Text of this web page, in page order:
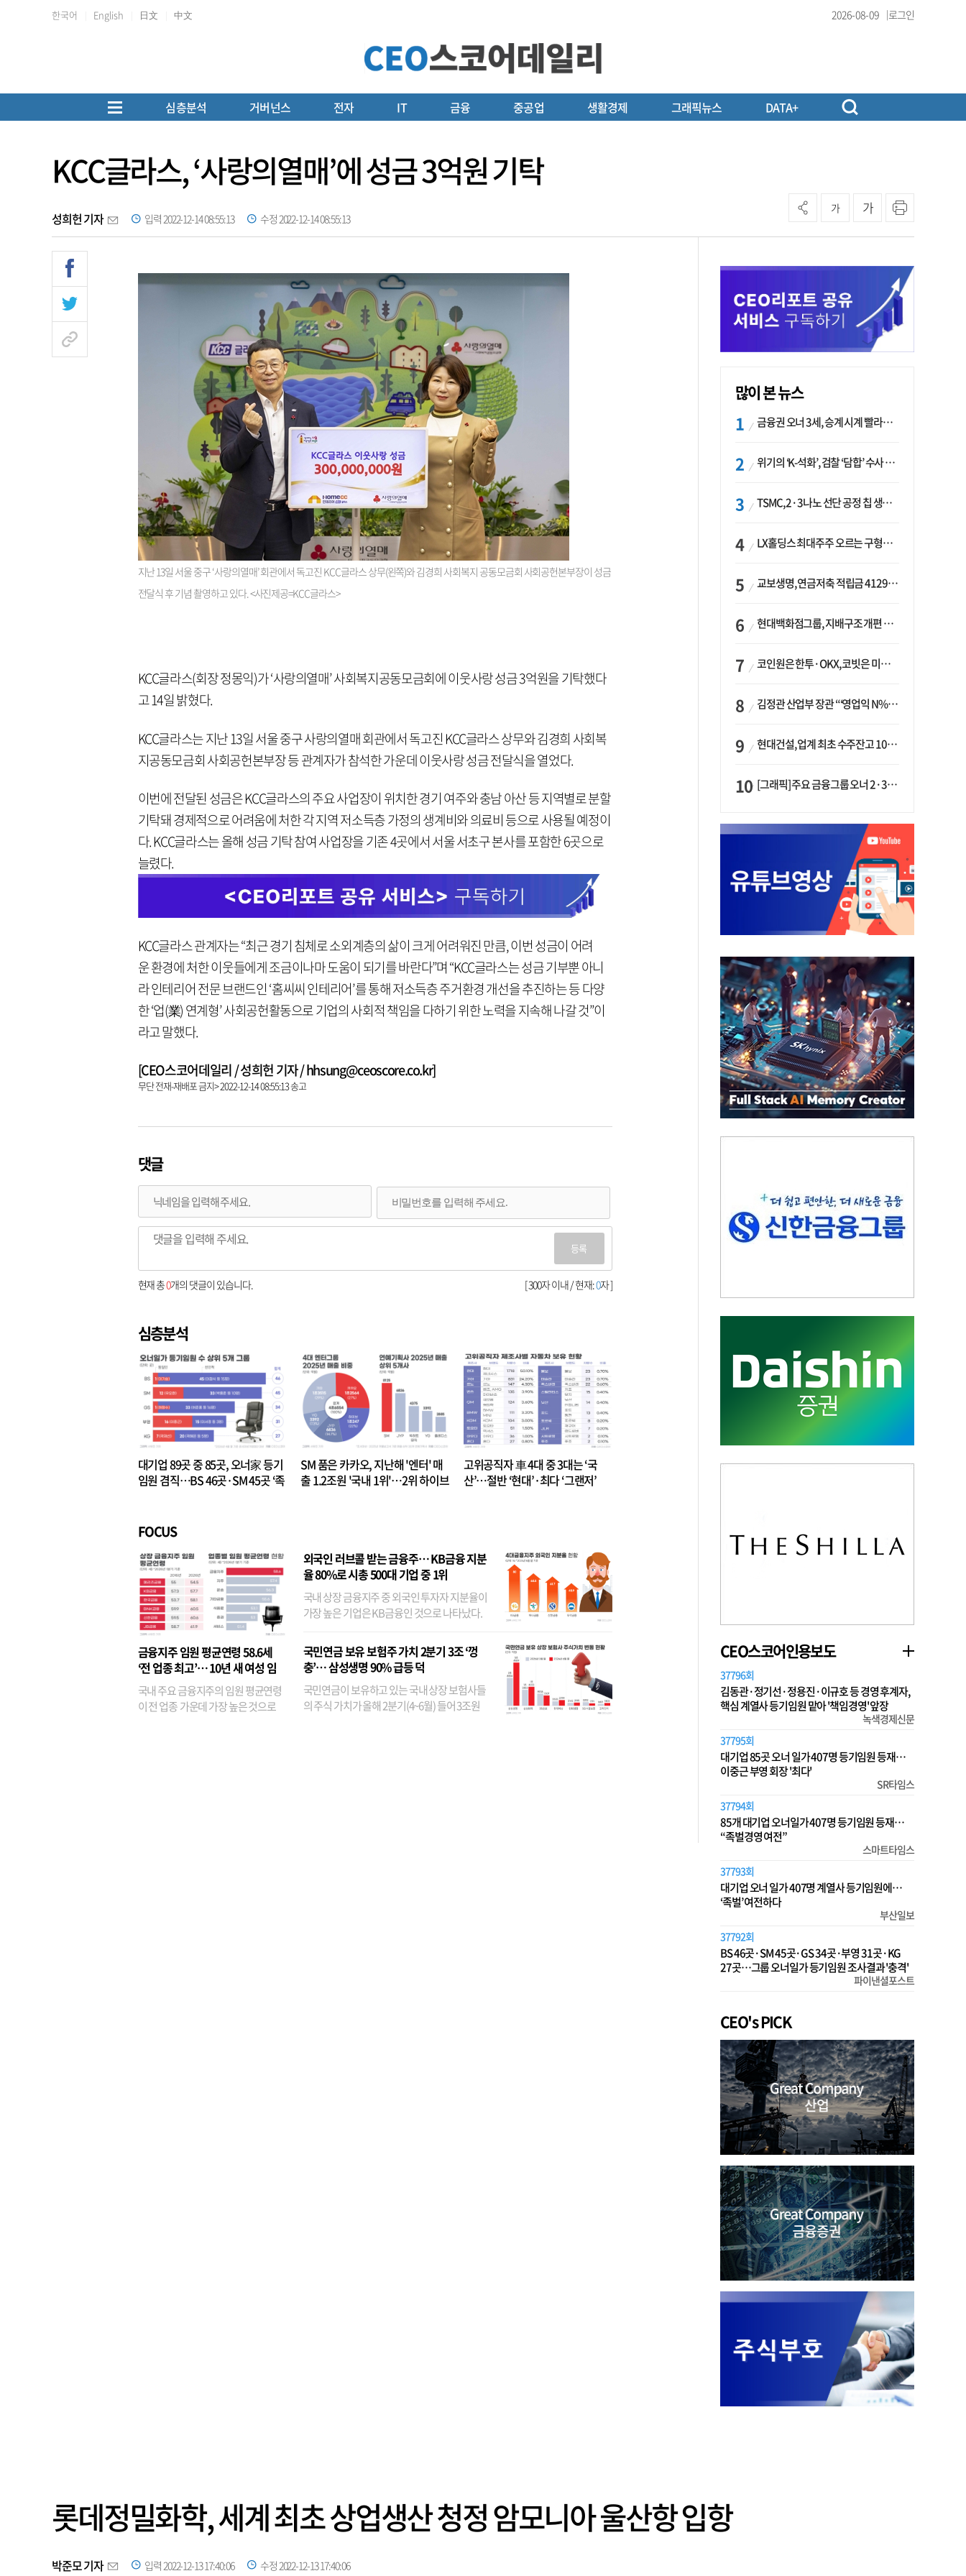
한국어 English 日文 中文 2026-08-09 로그인
심층분석 거버넌스 전자 IT 금융 중공업 생활경제 그래픽뉴스 DATA+
KCC글라스, ‘사랑의열매’에 성금 3억원 기탁
성희헌 기자 입력 2022-12-14 08:55:13 수정 2022-12-14 08:55:13
가 가
지난 13일 서울 중구 ‘사랑의열매’ 회관에서 독고진 KCC글라스 상무(왼쪽)와 김경희 사회복지 공동모금회 사회공헌본부장이 성금
전달식 후 기념 촬영하고 있다. <사진제공=KCC글라스>
KCC글라스(회장 정몽익)가 ‘사랑의열매’ 사회복지공동모금회에 이웃사랑 성금 3억원을 기탁했다
고 14일 밝혔다.
KCC글라스는 지난 13일 서울 중구 사랑의열매 회관에서 독고진 KCC글라스 상무와 김경희 사회복
지공동모금회 사회공헌본부장 등 관계자가 참석한 가운데 이웃사랑 성금 전달식을 열었다.
이번에 전달된 성금은 KCC글라스의 주요 사업장이 위치한 경기 여주와 충남 아산 등 지역별로 분할
기탁돼 경제적으로 어려움에 처한 각 지역 저소득층 가정의 생계비와 의료비 등으로 사용될 예정이
다. KCC글라스는 올해 성금 기탁 참여 사업장을 기존 4곳에서 서울 서초구 본사를 포함한 6곳으로
늘렸다.
KCC글라스 관계자는 “최근 경기 침체로 소외계층의 삶이 크게 어려워진 만큼, 이번 성금이 어려
운 환경에 처한 이웃들에게 조금이나마 도움이 되기를 바란다”며 “KCC글라스는 성금 기부뿐 아니
라 인테리어 전문 브랜드인 ‘홈씨씨 인테리어’를 통해 저소득층 주거환경 개선을 추진하는 등 다양
한 ‘업(業) 연계형’ 사회공헌활동으로 기업의 사회적 책임을 다하기 위한 노력을 지속해 나갈 것”이
라고 말했다.
[CEO스코어데일리 / 성희헌 기자 / hhsung@ceoscore.co.kr]
무단 전재-재배포 금지> 2022-12-14 08:55:13 송고
댓글
등록
[ 300자 이내 / 현재:0자 ]
현재 총0개의 댓글이 있습니다.
심층분석
대기업 89곳 중 85곳, 오너家 등기
임원 겸직…BS 46곳·SM 45곳 ‘족
SM 품은 카카오, 지난해 '엔터' 매
출 1.2조원 '국내 1위'…2위 하이브
고위공직자 車 4대 중 3대는 ‘국
산’…절반 ‘현대’·최다 ‘그랜저’
FOCUS
금융지주 임원 평균연령 58.6세
‘전 업종 최고’… 10년 새 여성 임
원은 14배 껑충
국내 주요 금융지주의 임원 평균연령
이 전 업종 가운데 가장 높은 것으로
외국인 러브콜 받는 금융주… KB금융 지분
율 80%로 시총 500대 기업 중 1위
국내 상장 금융지주 중 외국인 투자자 지분율이
가장 높은 기업은 KB금융인 것으로 나타났다.
융이었다. 특히 KB금융은 지난달 말 기준 해외
기관투자자 지분율이...
국민연금 보유 보험주 가치 2분기 3조 ‘껑
충’… 삼성생명 90% 급등 덕
국민연금이 보유하고 있는 국내 상장 보험사들
의 주식 가치가 올해 2분기(4~6월) 들어 3조원
많이 본 뉴스
금융권 오너 3세, 승계 시계 빨라지나…한국투자 ‘속도’·미래에셋·메리츠는 ‘거리두기’
위기의 ‘K-석화’, 검찰 ‘담합’ 수사 착수…“LG·한화·롯데 등 7개 업체, 8개 제품 가격 담합”
TSMC, 2·3나노 선단 공정 칩 생산 가속화…삼성, 파운드리 확장 변수 맞나
LX홀딩스 최대주주 오르는 구형모 사장…계열사 실적 개선 ‘과제’
교보생명, 연금저축 적립금 4129억 증가 ‘1위’…KB라이프는 최대 감소율
현대백화점그룹, 지배구조 개편 작업…지주사 행위제한 요건 해소
코인원은 한투·OKX, 코빗은 미래에셋…중소 거래소 ‘금융 동맹’ 승부수
김정관 산업부 장관 “‘영업익 N% 성과급’ 지급 반대…주주·투자자 이익 반해”
현대건설, 업계 최초 수주잔고 100조 돌파…하반기 ‘원전’ 수주 드라이브
[그래픽] 주요 금융그룹 오너 2·3세 현황
CEO스코어인용보도
37796회
김동관·정기선·정용진·이규호 등 경영 후계자,
핵심 계열사 등기임원 맡아 '책임경영' 앞장
녹색경제신문
37795회
대기업 85곳 오너 일가 407명 등기임원 등재…
이중근 부영 회장 '최다'
SR타임스
37794회
85개 대기업 오너일가 407명 등기임원 등재…
“족벌경영 여전”
스마트타임스
37793회
대기업 오너 일가 407명 계열사 등기임원에…
‘족벌’ 여전하다
부산일보
37792회
BS 46곳·SM 45곳·GS 34곳·부영 31곳·KG
27곳…그룹 오너일가 등기임원 조사결과 '충격'
파이낸셜포스트
CEO's PICK
롯데정밀화학, 세계 최초 상업생산 청정 암모니아 울산항 입항
박준모 기자 입력 2022-12-13 17:40:06 수정 2022-12-13 17:40:06